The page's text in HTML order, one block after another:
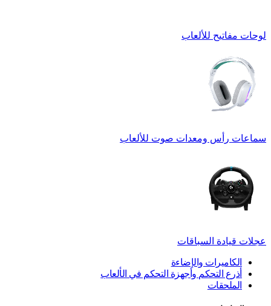
لوحات مفاتيح للألعاب
سماعات رأس ومعدات صوت للألعاب
عجلات قيادة السباقات
الكاميرات والإضاءة
أذرع التحكم وأجهزة التحكم في الألعاب
الملحقات